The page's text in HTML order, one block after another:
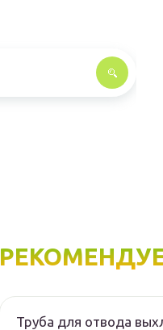
Труба для отвода